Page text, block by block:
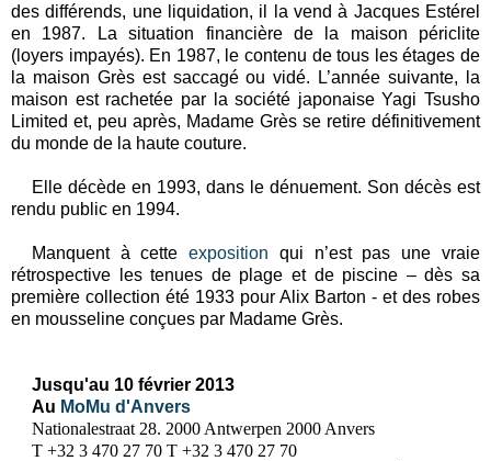
des différends, une liquidation, il la vend à Jacques Estérel
en 1987. La situation financière de la maison périclite
(loyers impayés). En 1987, le contenu de tous les étages de
la maison Grès est saccagé ou vidé. L’année suivante, la
maison est rachetée par la société japonaise Yagi Tsusho
Limited et, peu après, Madame Grès se retire définitivement
du monde de la haute couture.
Elle décède en 1993, dans le dénuement. Son décès est
rendu public en 1994.
Manquent à cetteexposition qui n’est pas une vraie
rétrospective les tenues de plage et de piscine – dès sa
première collection été 1933 pour Alix Barton - et des robes
en mousseline conçues par Madame Grès.
Jusqu'au 10 février 2013
Au MoMu d'Anvers
Nationalestraat 28. 2000 Antwerpen 2000 Anvers
T +32 3 470 27 70T +32 3 470 27 70